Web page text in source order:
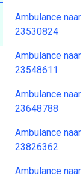
Ambulance
23530824
Ambulance
23548611
Ambulance
23648788
Ambulance
23826362
Ambulance